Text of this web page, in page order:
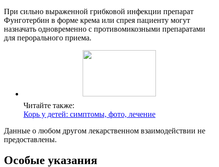
При сильно выраженной грибковой инфекции препарат
Фунготербин в форме крема или спрея пациенту могут
назначать одновременно с противомикозными препаратами
для перорального приема.
Читайте также:
Корь у детей: симптомы, фото, лечение
Данные о любом другом лекарственном взаимодействии не
предоставлены.
Особые указания